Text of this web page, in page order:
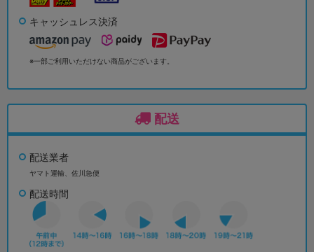
キャッシュレス決済
※一部ご利用いただけない商品がございます。
配送
配送業者
ヤマト運輸、佐川急便
配送時間